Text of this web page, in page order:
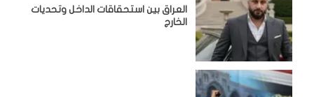
‏العراق بين استحقاقات الداخل وتحديات
الخارج